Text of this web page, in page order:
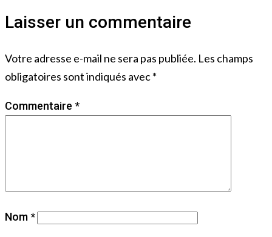
Laisser un commentaire
Votre adresse e-mail ne sera pas publiée. Les champs
obligatoires sont indiqués avec*
Commentaire *
Nom*